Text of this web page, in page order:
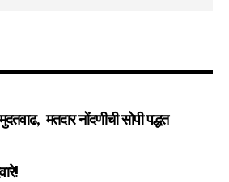
मतदार नोंदणीची सोपी पद्धत